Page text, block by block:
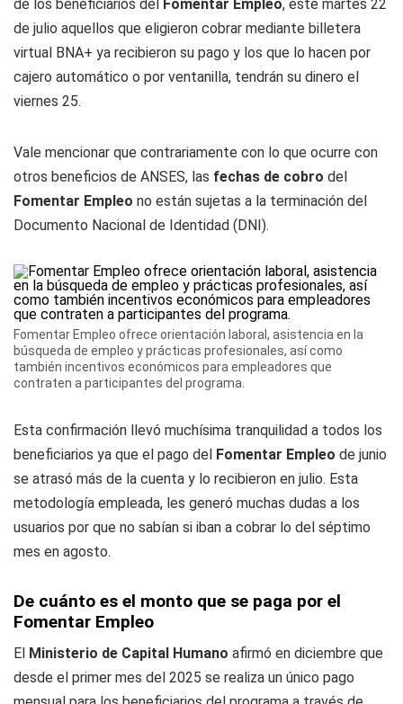
de los beneficiarios del Fomentar Empleo, este martes 22
de julio aquellos que eligieron cobrar mediante billetera
virtual BNA+ ya recibieron su pago y los que lo hacen por
cajero automático o por ventanilla, tendrán su dinero el
viernes 25.
Vale mencionar que contrariamente con lo que ocurre con
otros beneficios de ANSES, las fechas de cobro del
Fomentar Empleo no están sujetas a la terminación del
Documento Nacional de Identidad (DNI).
Fomentar Empleo ofrece orientación laboral, asistencia en la
búsqueda de empleo y prácticas profesionales, así como
también incentivos económicos para empleadores que
contraten a participantes del programa.
Esta confirmación llevó muchísima tranquilidad a todos los
beneficiarios ya que el pago del Fomentar Empleo de junio
se atrasó más de la cuenta y lo recibieron en julio. Esta
metodología empleada, les generó muchas dudas a los
usuarios por que no sabían si iban a cobrar lo del séptimo
mes en agosto.
De cuánto es el monto que se paga por el
Fomentar Empleo
El Ministerio de Capital Humano afirmó en diciembre que
desde el primer mes del 2025 se realiza un único pago